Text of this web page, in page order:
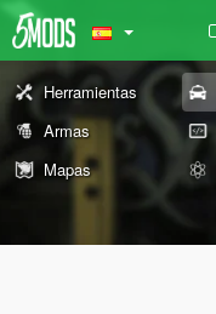
Herramientas
Armas
Mapas